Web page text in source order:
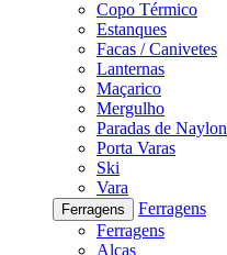
Copo Térmico
Estanques
Facas / Canivetes
Lanternas
Maçarico
Mergulho
Paradas de Naylon
Porta Varas
Ski
Vara
Ferragens
Ferragens
Ferragens
Alças